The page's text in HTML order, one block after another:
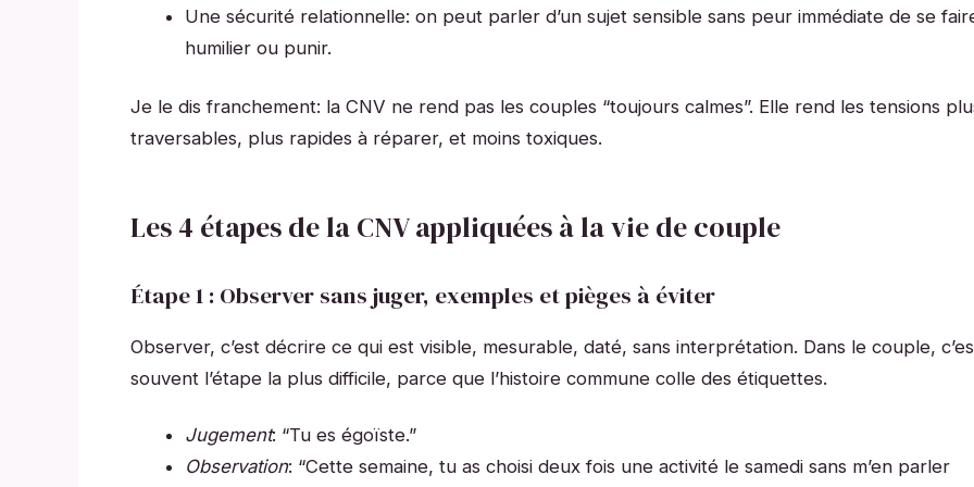
Une sécurité relationnelle: on peut parler d’un sujet sensible sans peur immédiate de se
humilier ou punir.
Je le dis franchement: la CNV ne rend pas les couples “toujours calmes”. Elle rend les tensions
traversables, plus rapides à réparer, et moins toxiques.
Les 4 étapes de la CNV appliquées à la vie de couple
Étape 1 : Observer sans juger, exemples et pièges à éviter
Observer, c’est décrire ce qui est visible, mesurable, daté, sans interprétation. Dans le couple,
souvent l’étape la plus difficile, parce que l’histoire commune colle des étiquettes.
Jugement: “Tu es égoïste.”
Observation: “Cette semaine, tu as choisi deux fois une activité le samedi sans m’en parler